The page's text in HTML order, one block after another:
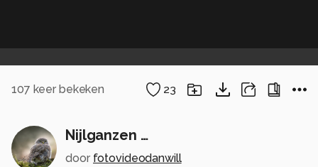
107 keer bekeken 23
Nijlganzen …
door fotovideodanwill